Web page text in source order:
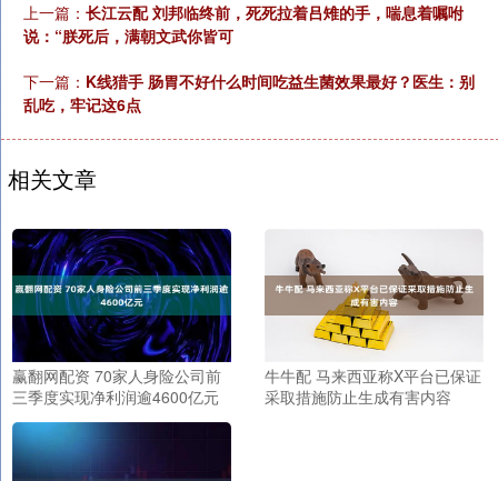
上一篇： 长江云配 刘邦临终前，死死拉着吕雉的手，喘息着嘱咐
说：“朕死后，满朝文武你皆可
下一篇： K线猎手 肠胃不好什么时间吃益生菌效果最好？医生：别
乱吃，牢记这6点
相关文章
赢翻网配资 70家人身险公司前
三季度实现净利润逾4600亿元
牛牛配 马来西亚称X平台已保证
采取措施防止生成有害内容